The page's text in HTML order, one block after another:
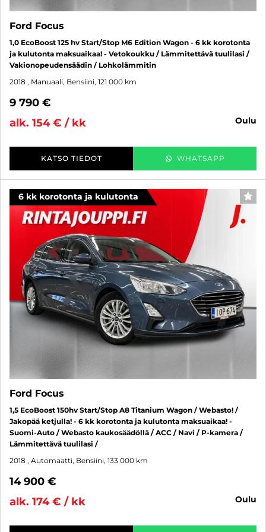
Ford Focus
1,0 EcoBoost 125 hv Start/Stop M6 Edition Wagon - 6 kk korotonta
ja kulutonta maksuaikaa! - Vetokoukku / Lämmitettävä tuulilasi /
Vakionopeudensäädin / Lohkolämmitin
2018 , Manuaali, Bensiini, 121 000 km
9 790 €
alk. 154 € / kk
oulu
KATSO TIEDOT WHATSAPP
6 kk korotonta ja kulutonta
Ford Focus
1,5 EcoBoost 150hv Start/Stop A8 Titanium Wagon / Webasto! /
Jakopää ketjulla! - 6 kk korotonta ja kulutonta maksuaikaa! -
Suomi-Auto / Webasto kaukosäädöllä / ACC / Navi / P-kamera /
Lämmitettävä tuulilasi /
2018 , Automaatti, Bensiini, 133 000 km
14 900 €
alk. 174 € / kk
oulu